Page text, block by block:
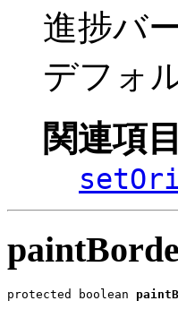
進捗バ
デフォ
関連項
protected boolean